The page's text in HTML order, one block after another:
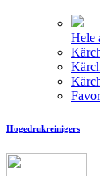
Hele
Hogedrukreinigers